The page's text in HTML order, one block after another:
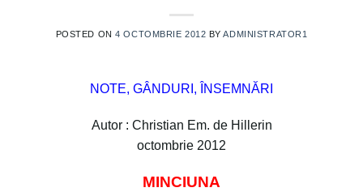
POSTED ON4 OCTOMBRIE 2012 BYADMINISTRATOR1
NOTE, GÂNDURI, ÎNSEMNĂRI
Autor : Christian Em. de Hillerin
octombrie 2012
MINCIUNA